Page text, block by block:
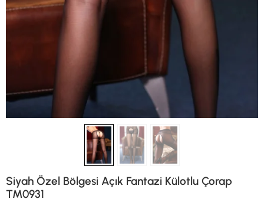
Siyah Özel Bölgesi Açık Fantazi Külotlu Çorap
TM0931